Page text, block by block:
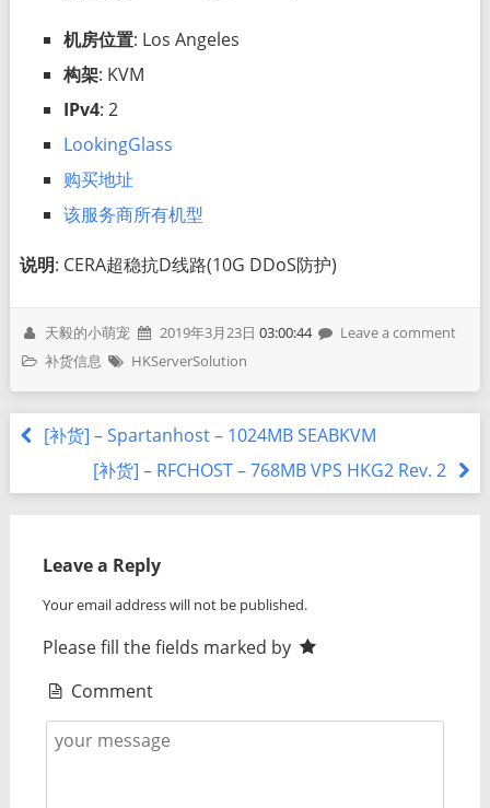
机房位置: Los Angeles
构架: KVM
IPv4: 2
LookingGlass
购买地址
该服务商所有机型
说明: CERA超稳抗D线路(10G DDoS防护)
天毅的小萌宠 2019年3月23日 03:00:44
Leave a comment
补货信息
HKServerSolution
[补货] – Spartanhost – 1024MB SEABKVM
[补货] – RFCHOST – 768MB VPS HKG2 Rev. 2
Leave a Reply
Your email address will not be published.
Please fill the fields marked by
Comment